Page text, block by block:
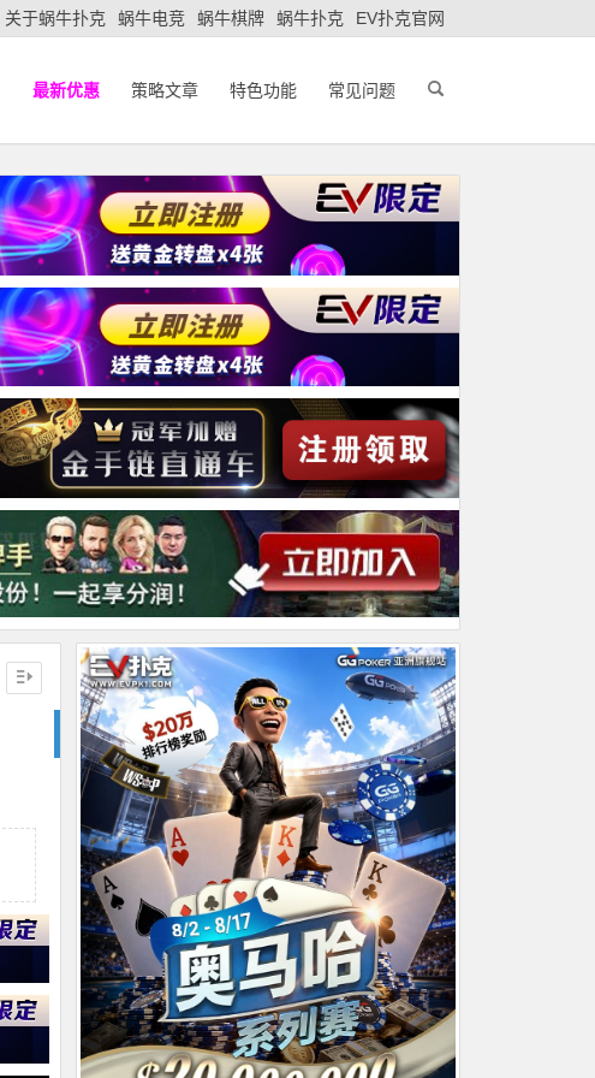
关于蜗牛扑克 蜗牛电竞 蜗牛棋牌 蜗牛扑克 EV扑克官网
最新优惠 策略文章 特色功能 常见问题